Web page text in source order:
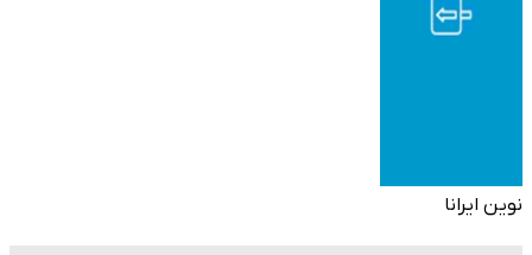
نوین ایرانا